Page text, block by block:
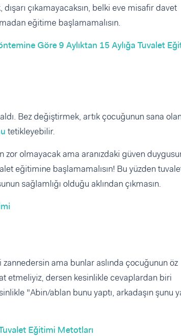
çıkamayacaksın, belki eve misafir davet
eğitime başlamamalısın.
Göre 9 Aylıktan 15 Aylığa Tuvalet
Bez değiştirmek, artık çocuğunun sana
tetikleyebilir.
olmayacak ama aranızdaki güven
eğitimine başlamamalısın! Bu yüzden
sağlamlığı olduğu aklından çıkmasın.
ama bunlar aslında çocuğunun öz
etmeliyiz, dersen kesinlikle cevaplardan biri
"Abin/ablan bunu yaptı, arkadaşın şunu
Eğitimi Metotları